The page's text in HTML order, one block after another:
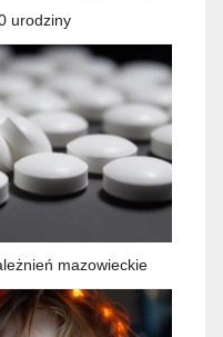
urodziny
mazowieckie